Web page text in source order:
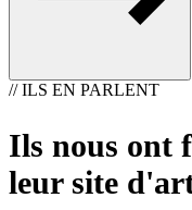
// ILS EN PARLENT
Ils nous ont
leur site